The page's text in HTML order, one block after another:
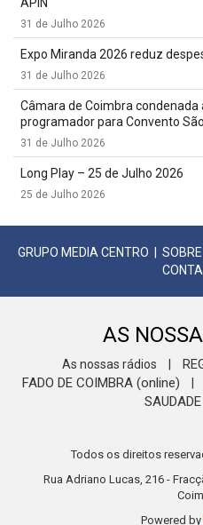
31 de Julho 2026
Expo Miranda 2026 reduz
31 de Julho 2026
Câmara de Coimbra
programador para Convento
31 de Julho 2026
Long Play – 25 de Julho 2026
25 de Julho 2026
GRUPO MEDIA CENTRO
AS
As nossas rádios
FADO DE COIMBRA (online)
Todos os direitos
Rua Adriano Lucas, 216 -
Powered by